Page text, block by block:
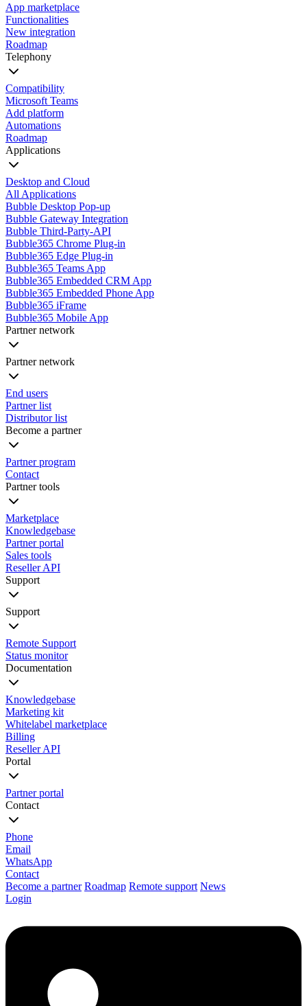
App marketplace
Functionalities
New integration
Roadmap
Telephony
Compatibility
Microsoft Teams
Add platform
Automations
Roadmap
Applications
Desktop and Cloud
All Applications
Bubble Desktop Pop-up
Bubble Gateway Integration
Bubble Third-Party-API
Bubble365 Chrome Plug-in
Bubble365 Edge Plug-in
Bubble365 Teams App
Bubble365 Embedded CRM App
Bubble365 Embedded Phone App
Bubble365 iFrame
Bubble365 Mobile App
Partner network
Partner network
End users
Partner list
Distributor list
Become a partner
Partner program
Contact
Partner tools
Marketplace
Knowledgebase
Partner portal
Sales tools
Reseller API
Support
Support
Remote Support
Status monitor
Documentation
Knowledgebase
Marketing kit
Whitelabel marketplace
Billing
Reseller API
Portal
Partner portal
Contact
Phone
Email
WhatsApp
Contact
Become a partner Roadmap Remote support News
Login